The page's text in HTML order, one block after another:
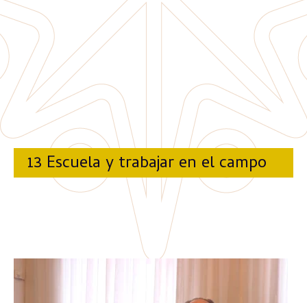
13 Escuela y trabajar en el campo